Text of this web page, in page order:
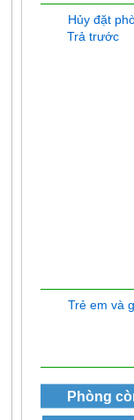
Hủy đặt
Trả trước
Trẻ em và
Phòng